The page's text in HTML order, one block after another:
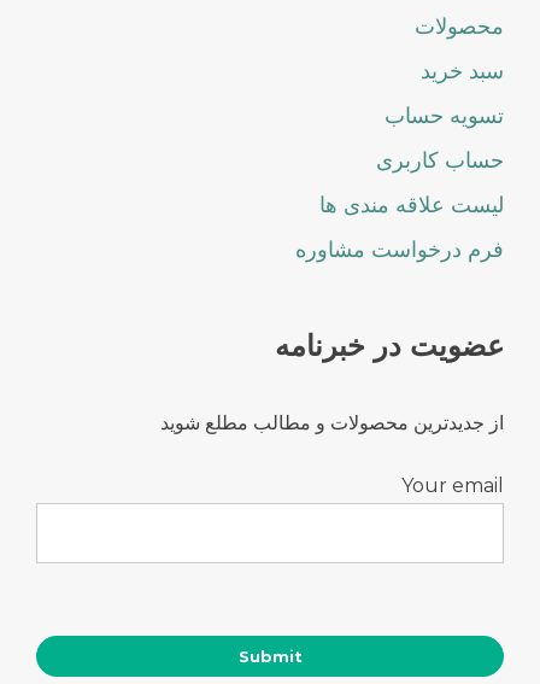
محصولات
سبد خرید
تسویه حساب
حساب کاربری
لیست علاقه مندی ها
فرم درخواست مشاوره
عضویت در خبرنامه
از جدیدترین محصولات و مطالب مطلع شوید
Your email